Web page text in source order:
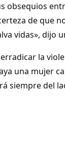
obsequios
de que
vidas», dijo
la
una mujer
siempre del